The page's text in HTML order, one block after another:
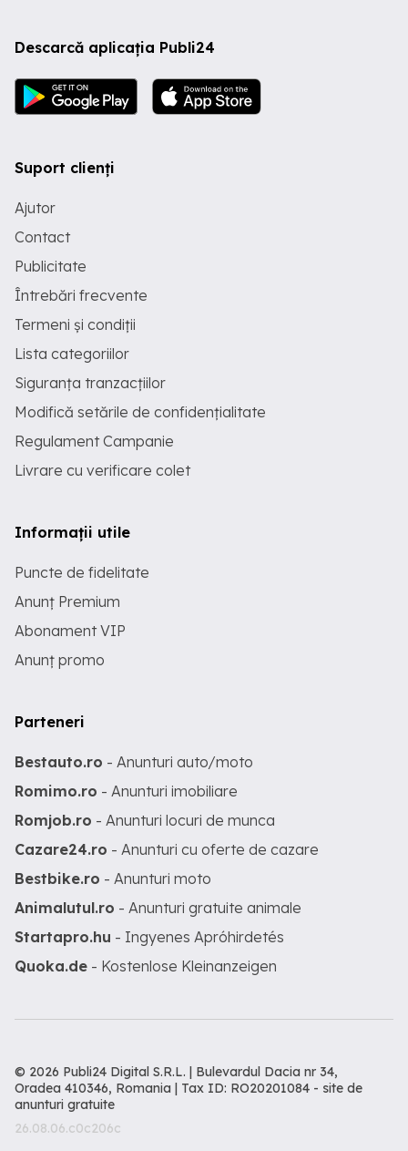
Descarcă aplicația Publi24
Suport clienți
Ajutor
Contact
Publicitate
Întrebări frecvente
Termeni și condiții
Lista categoriilor
Siguranța tranzacțiilor
Modifică setările de confidențialitate
Regulament Campanie
Livrare cu verificare colet
Informații utile
Puncte de fidelitate
Anunț Premium
Abonament VIP
Anunț promo
Parteneri
Bestauto.ro - Anunturi auto/moto
Romimo.ro - Anunturi imobiliare
Romjob.ro - Anunturi locuri de munca
Cazare24.ro - Anunturi cu oferte de cazare
Bestbike.ro - Anunturi moto
Animalutul.ro - Anunturi gratuite animale
Startapro.hu - Ingyenes Apróhirdetés
Quoka.de - Kostenlose Kleinanzeigen
© 2026 Publi24 Digital S.R.L. | Bulevardul Dacia nr 34,
Oradea 410346, Romania | Tax ID: RO20201084 - site de
anunturi gratuite
26.08.06.c0c206c